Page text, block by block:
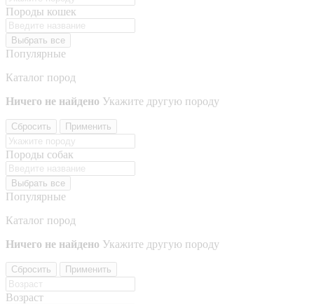
Породы кошек
Выбрать все
Популярные
Каталог пород
Ничего не найдено Укажите другую породу
Сбросить Применить
Породы собак
Выбрать все
Популярные
Каталог пород
Ничего не найдено Укажите другую породу
Сбросить Применить
Возраст